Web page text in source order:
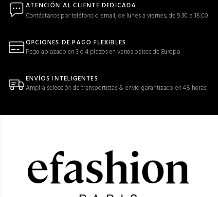
ATENCIÓN AL CLIENTE DEDICADA
Contáctanos por teléfono o email, de lunes a viernes, de 9:30 a 18:00
OPCIONES DE PAGO FLEXIBLES
Pago aplazado en 3 o 4 plazos en varios países de Europa
ENVÍOS INTELIGENTES
Amplia selección de transportistas & envío garantizado en 48 horas